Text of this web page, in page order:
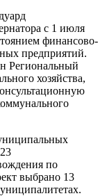
с 1 июля
финансово-
предприятий.
Региональный
хозяйства,
по
выбрано 13